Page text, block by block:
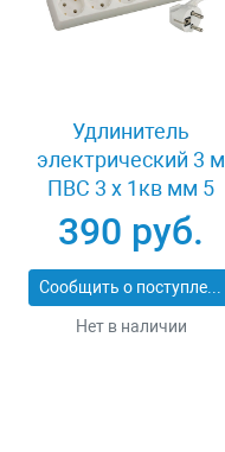
Удлинитель
электрический 3 м
ПВС 3 х 1кв мм 5
гнезд СВЕТОЗАР
ОПТИМА SV-55053-3
390 руб.
Сообщить о поступлении
Нет в наличии